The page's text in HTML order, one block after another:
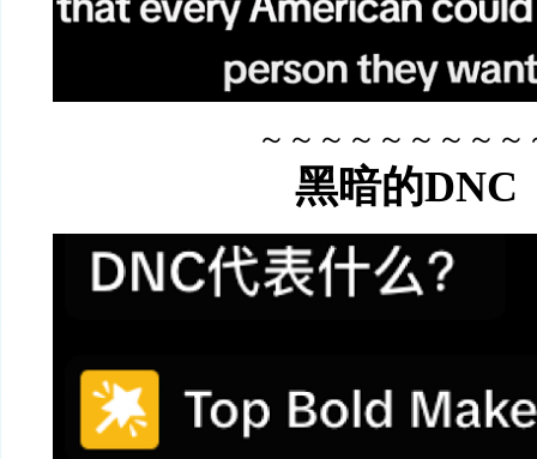
～～～～～～～～～
黑暗的DNC